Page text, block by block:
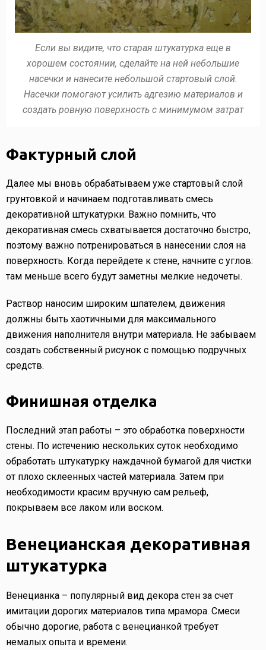
Если вы видите, что старая штукатурка еще в
хорошем состоянии, сделайте на ней небольшие
насечки и нанесите небольшой стартовый слой.
Насечки помогают усилить адгезию материалов и
создать ровную поверхность с минимумом затрат
Фактурный слой
Далее мы вновь обрабатываем уже стартовый слой
грунтовкой и начинаем подготавливать смесь
декоративной штукатурки. Важно помнить, что
декоративная смесь схватывается достаточно быстро,
поэтому важно потренироваться в нанесении слоя на
поверхность. Когда перейдете к стене, начните с углов:
там меньше всего будут заметны мелкие недочеты.
Раствор наносим широким шпателем, движения
должны быть хаотичными для максимального
движения наполнителя внутри материала. Не забываем
создать собственный рисунок с помощью подручных
средств.
Финишная отделка
Последний этап работы – это обработка поверхности
стены. По истечению нескольких суток необходимо
обработать штукатурку наждачной бумагой для чистки
от плохо склеенных частей материала. Затем при
необходимости красим вручную сам рельеф,
покрываем все лаком или воском.
Венецианская декоративная
штукатурка
Венецианка – популярный вид декора стен за счет
имитации дорогих материалов типа мрамора. Смеси
обычно дорогие, работа с венецианкой требует
немалых опыта и времени.